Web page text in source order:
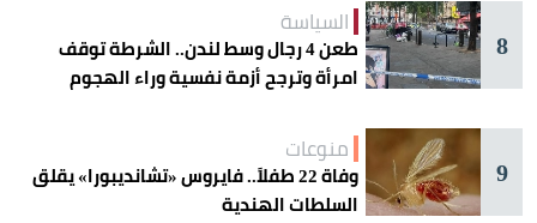
8
السياسة
طعن 4 رجال وسط لندن.. الشرطة توقف
امرأة وترجح أزمة نفسية وراء الهجوم
9
منوعات
وفاة 22 طفلاً.. فايروس «تشانديبورا» يقلق
السلطات الهندية